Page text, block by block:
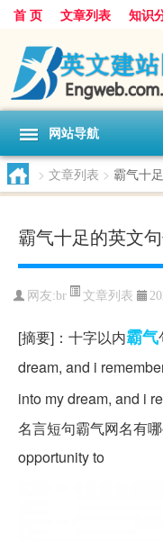
首 页 文章列表 知识
网站导航
> 文章列表 > 霸气十
霸气十足的英文
网友:br 文章列表
[摘要]：十字以内霸气
dream, and i
into my dream, and i
名言短句霸气网名有
opportunity to